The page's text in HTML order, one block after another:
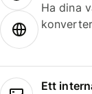
Ha dina
Ett